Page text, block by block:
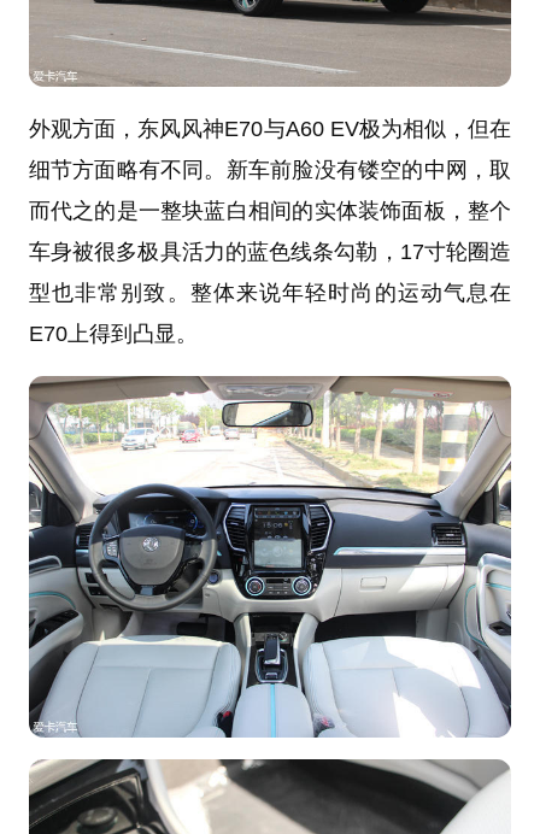
外观方面，东风风神E70与A60 EV极为相似，但在
细节方面略有不同。新车前脸没有镂空的中网，取
而代之的是一整块蓝白相间的实体装饰面板，整个
车身被很多极具活力的蓝色线条勾勒，17寸轮圈造
型也非常别致。整体来说年轻时尚的运动气息在
E70上得到凸显。